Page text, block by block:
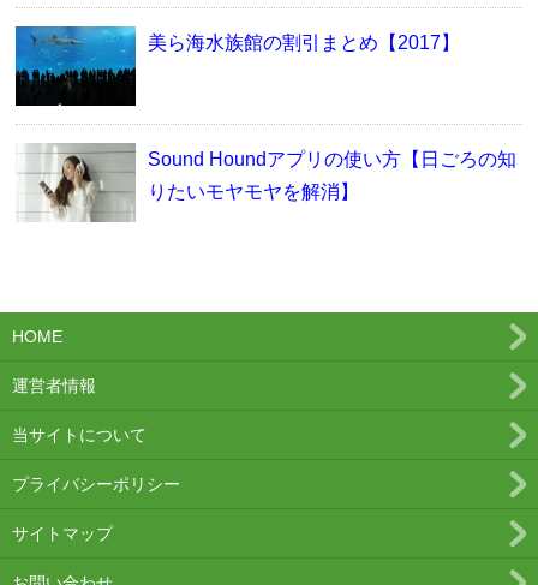
美ら海水族館の割引まとめ【2017】
Sound Houndアプリの使い方【日ごろの知
りたいモヤモヤを解消】
HOME
運営者情報
当サイトについて
プライバシーポリシー
サイトマップ